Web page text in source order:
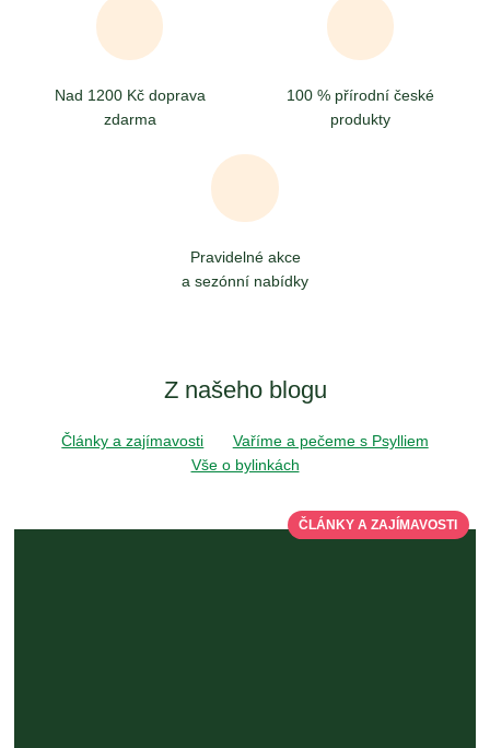
Nad 1200 Kč doprava
zdarma
100 % přírodní české
produkty
Pravidelné akce
a sezónní nabídky
Z našeho blogu
Články a zajímavosti
Vaříme a pečeme s Psylliem
Vše o bylinkách
ČLÁNKY A ZAJÍMAVOSTI